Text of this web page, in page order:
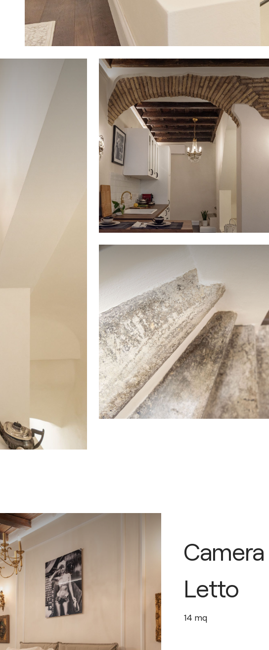
Letto
14 mq